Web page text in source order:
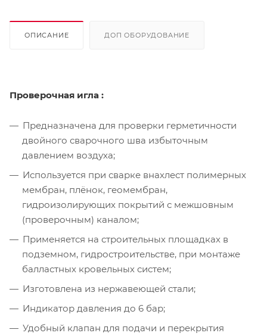
ОПИСАНИЕ ДОП ОБОРУДОВАНИЕ
Проверочная игла :
Предназначена для проверки герметичности
двойного сварочного шва избыточным
давлением воздуха;
Используется при сварке внахлест полимерных
мембран, плёнок, геомембран,
гидроизолирующих покрытий с межшовным
(проверочным) каналом;
Применяется на строительных площадках в
подземном, гидростроительстве, при монтаже
балластных кровельных систем;
Изготовлена из нержавеющей стали;
Индикатор давления до 6 бар;
Удобный клапан для подачи и перекрытия